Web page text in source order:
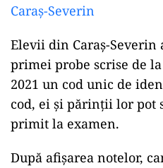
Caraş-Severin
Elevii din Caraş-
primei probe scrise de
2021 un cod unic de
cod, ei și părinții lor pot
primit la examen.
După afișarea notelor,